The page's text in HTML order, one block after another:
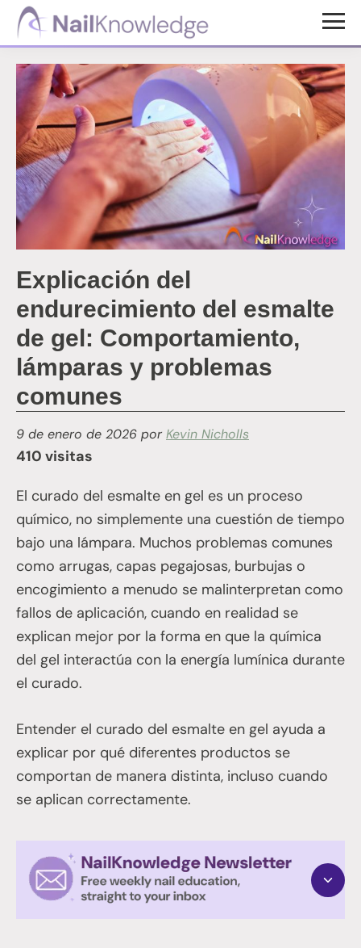
Saltar
principal
Saltar
de
página
Conocimientos
de
uñas
Explicación del
endurecimiento del esmalte
de gel: Comportamiento,
lámparas y problemas
comunes
9 de enero de 2026 porKevin Nicholls
410 visitas
El curado del esmalte en gel es un proceso
químico, no simplemente una cuestión de tiempo
bajo una lámpara. Muchos problemas comunes
como arrugas, capas pegajosas, burbujas o
encogimiento a menudo se malinterpretan como
fallos de aplicación, cuando en realidad se
explican mejor por la forma en que la química
del gel interactúa con la energía lumínica durante
el curado.
Entender el curado del esmalte en gel ayuda a
explicar por qué diferentes productos se
comportan de manera distinta, incluso cuando
se aplican correctamente.